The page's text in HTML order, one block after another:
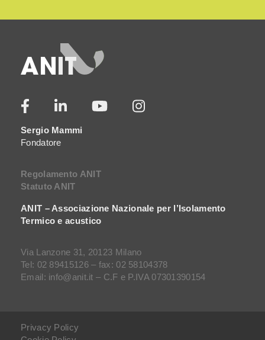
Sergio Mammi
Fondatore
Regolamento ANIT
Statuto ANIT
ANIT – Associazione Nazionale per l’Isolamento
Termico e acustico
Via Lanzone 31, 20123 Milano
Tel: 02 89415126 – fax: 02 58104378
Email: info@anit.it – C.F e P.IVA 07301390154
Privacy Policy